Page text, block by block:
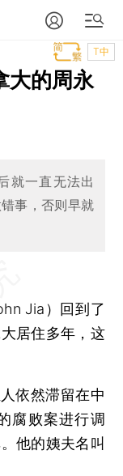
T中
大的周永
就一直无法出
事，否则早就
Jia）回到了
居住多年，这
依然滞留在中
腐败案进行调
他的姨夫名叫